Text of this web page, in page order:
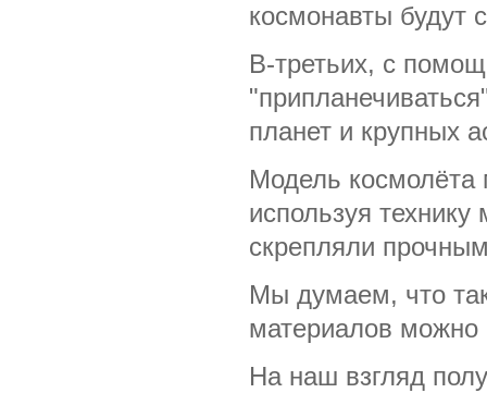
космонавты будут
В-третьих, с
планет и крупных
Модель космолёта
используя
скрепляли
Мы думаем, что
материалов можно
На наш взгляд